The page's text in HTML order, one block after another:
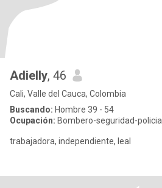
Adielly, 46
Cali, Valle del Cauca, Colombia
Buscando: Hombre 39 - 54
Ocupación: Bombero-seguridad-policia
trabajadora, independiente, leal